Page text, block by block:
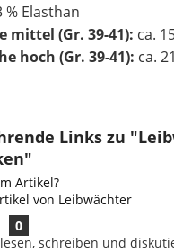
% Elasthan
mittel (Gr. 39-41): ca.
hoch (Gr. 39-41): ca.
Links zu
Artikel?
von Leibwächter
0
schreiben und